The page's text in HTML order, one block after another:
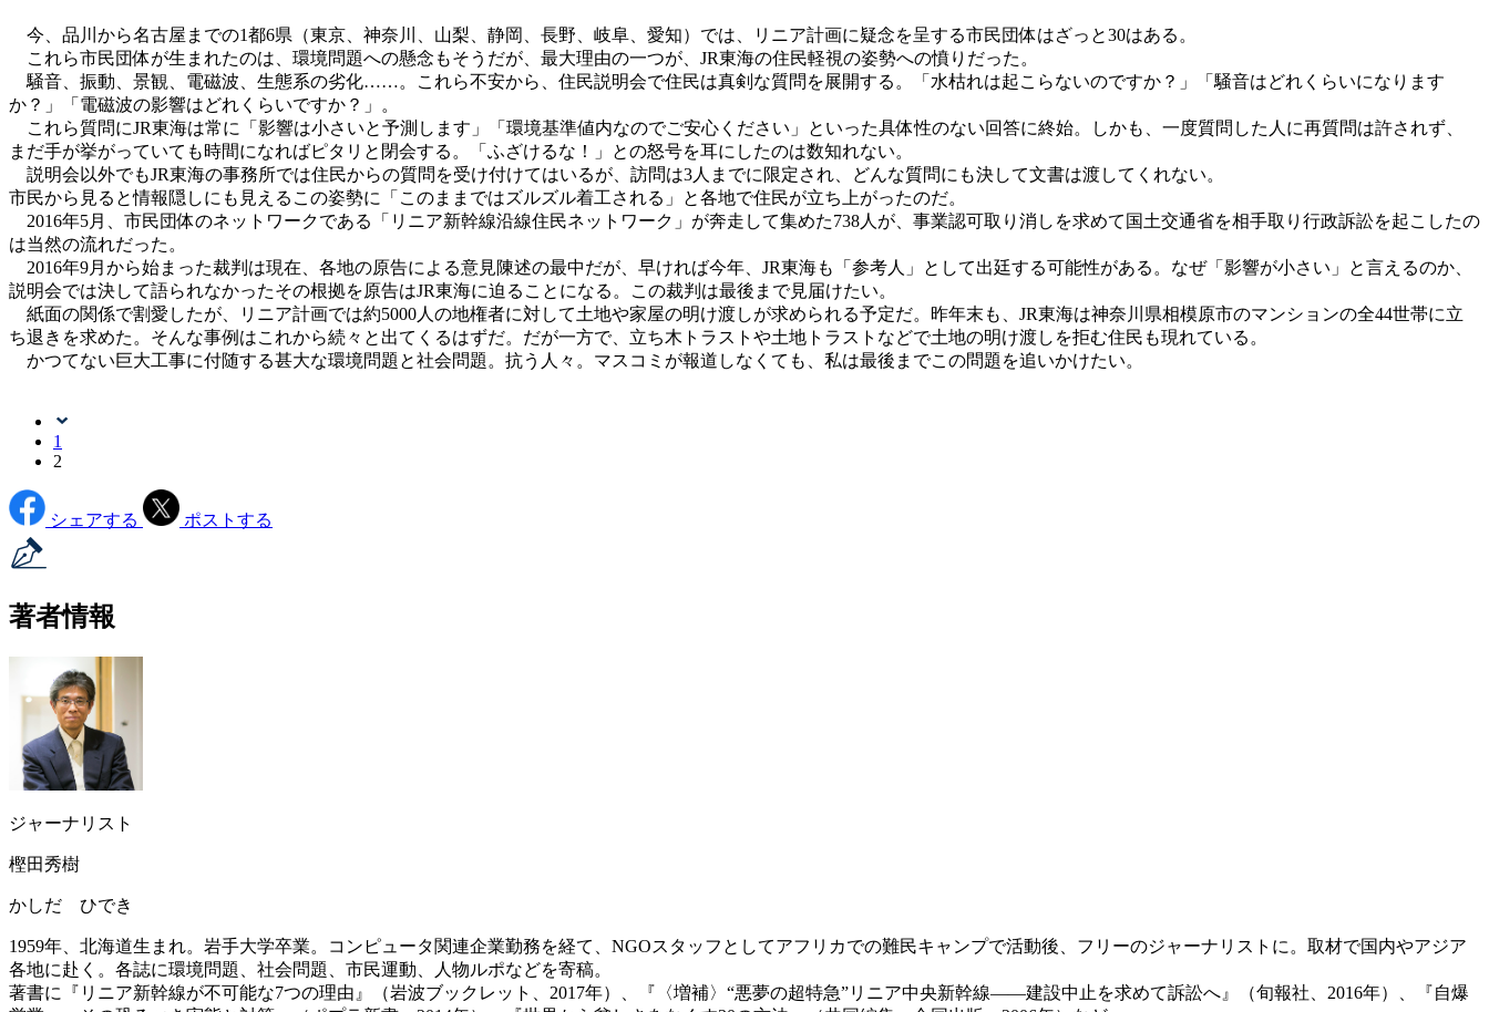
今、品川から名古屋までの1都6県（東京、神奈川、山梨、静岡、長野、岐阜、愛知）では、リニア計画に疑念を呈する市民団体はざっと30はある。
これら市民団体が生まれたのは、環境問題への懸念もそうだが、最大理由の一つが、JR東海の住民軽視の姿勢への憤りだった。
騒音、振動、景観、電磁波、生態系の劣化……。これら不安から、住民説明会で住民は真剣な質問を展開する。「水枯れは起こらないのですか？」「騒音はどれくらいになります
か？」「電磁波の影響はどれくらいですか？」。
これら質問にJR東海は常に「影響は小さいと予測します」「環境基準値内なのでご安心ください」といった具体性のない回答に終始。しかも、一度質問した人に再質問は許されず、
まだ手が挙がっていても時間になればピタリと閉会する。「ふざけるな！」との怒号を耳にしたのは数知れない。
説明会以外でもJR東海の事務所では住民からの質問を受け付けてはいるが、訪問は3人までに限定され、どんな質問にも決して文書は渡してくれない。
市民から見ると情報隠しにも見えるこの姿勢に「このままではズルズル着工される」と各地で住民が立ち上がったのだ。
2016年5月、市民団体のネットワークである「リニア新幹線沿線住民ネットワーク」が奔走して集めた738人が、事業認可取り消しを求めて国土交通省を相手取り行政訴訟を起こしたの
は当然の流れだった。
2016年9月から始まった裁判は現在、各地の原告による意見陳述の最中だが、早ければ今年、JR東海も「参考人」として出廷する可能性がある。なぜ「影響が小さい」と言えるのか、
説明会では決して語られなかったその根拠を原告はJR東海に迫ることになる。この裁判は最後まで見届けたい。
紙面の関係で割愛したが、リニア計画では約5000人の地権者に対して土地や家屋の明け渡しが求められる予定だ。昨年末も、JR東海は神奈川県相模原市のマンションの全44世帯に立
ち退きを求めた。そんな事例はこれから続々と出てくるはずだ。だが一方で、立ち木トラストや土地トラストなどで土地の明け渡しを拒む住民も現れている。
かつてない巨大工事に付随する甚大な環境問題と社会問題。抗う人々。マスコミが報道しなくても、私は最後までこの問題を追いかけたい。
1
2
シェアする ポストする
著者情報
ジャーナリスト
樫田秀樹
かしだ ひでき
1959年、北海道生まれ。岩手大学卒業。コンピュータ関連企業勤務を経て、NGOスタッフとしてアフリカでの難民キャンプで活動後、フリーのジャーナリストに。取材で国内やアジア
各地に赴く。各誌に環境問題、社会問題、市民運動、人物ルポなどを寄稿。
著書に『リニア新幹線が不可能な7つの理由』（岩波ブックレット、2017年）、『〈増補〉“悪夢の超特急”リニア中央新幹線――建設中止を求めて訴訟へ』（旬報社、2016年）、『自爆